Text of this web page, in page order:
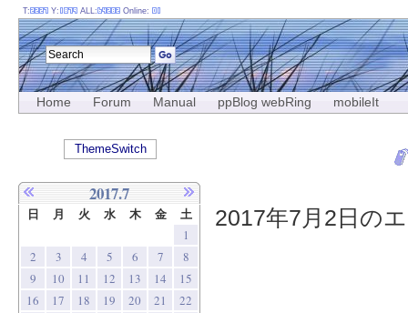
Home Forum Manual ppBlog webRing mobileIt
2017年7月2日の
T: Y: ALL: Online:
ThemeSwitch
2017.7
日 月 火 水 木 金 土
1
2
3 4 5 6 7
8
9
10 11 12 13 14
15
16
17 18 19 20 21
22